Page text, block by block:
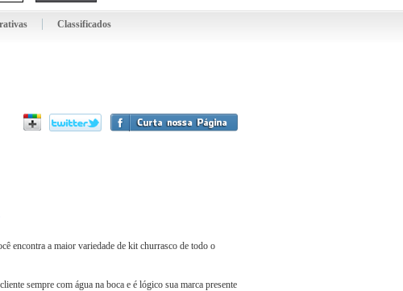
Classificados
encontra a maior variedade de kit churrasco de todo o
sempre com água na boca e é lógico sua marca presente